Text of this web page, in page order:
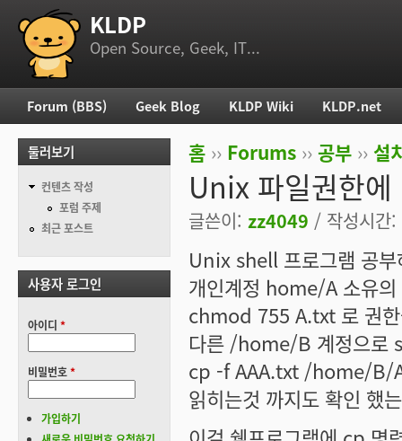
부 메뉴 KLDP
Open Source, Geek, IT...
현재 위치
홈 ›› Forums ›› 공부 ›› 설
Unix 파일권한
글쓴이: zz4049 / 작성시간
Unix shell 프로그램 공부
개인계정 home/A 소유
chmod 755 A.txt 로 권
다른 /home/B 계정으로
cp -f AAA.txt /home/B/
읽히는것 까지도 확인 했
주 메뉴
Forum (BBS) Geek Blog KLDP Wiki KLDP.net
둘러보기
컨텐츠 작성
포럼 주제
최근 포스트
사용자 로그인
아이디 *
비밀번호*
가입하기